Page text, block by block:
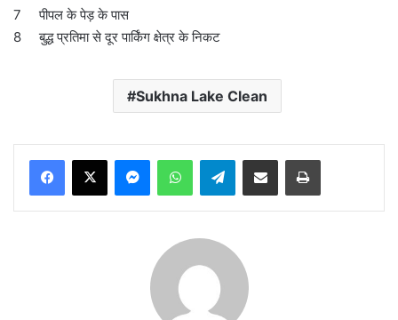
7 पीपल के पेड़ के पास
8 बुद्ध प्रतिमा से दूर पार्किंग क्षेत्र के निकट
Sukhna Lake Clean
MessengerWhatsAppTelegramShare via Email Print